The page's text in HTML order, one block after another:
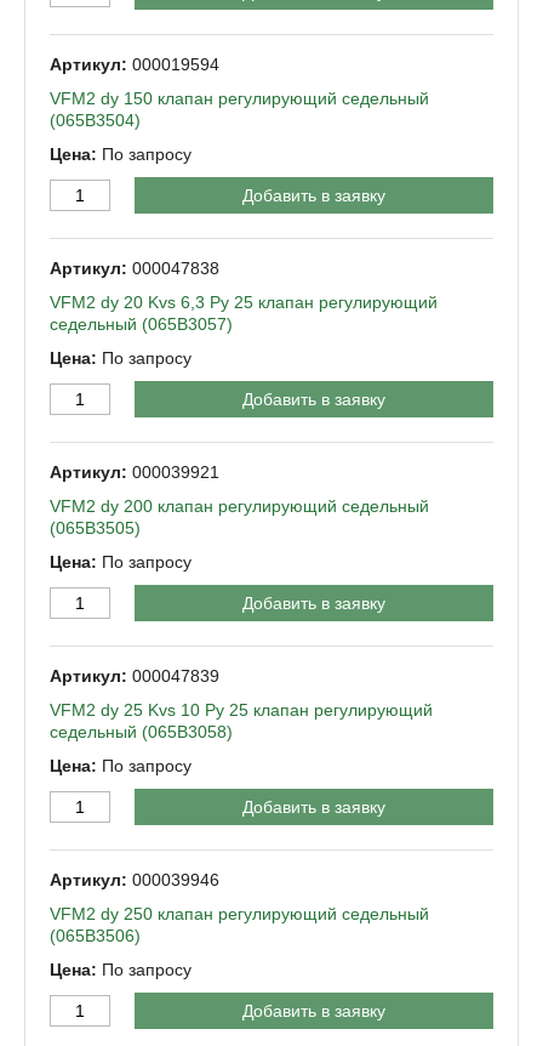
000019594
VFM2 dy 150 клапан регулирующий седельный
(065B3504)
По запросу
Добавить в заявку
000047838
VFM2 dy 20 Kvs 6,3 Py 25 клапан регулирующий
седельный (065B3057)
По запросу
Добавить в заявку
000039921
VFM2 dy 200 клапан регулирующий седельный
(065B3505)
По запросу
Добавить в заявку
000047839
VFM2 dy 25 Kvs 10 Py 25 клапан регулирующий
седельный (065B3058)
По запросу
Добавить в заявку
000039946
VFM2 dy 250 клапан регулирующий седельный
(065B3506)
По запросу
Добавить в заявку